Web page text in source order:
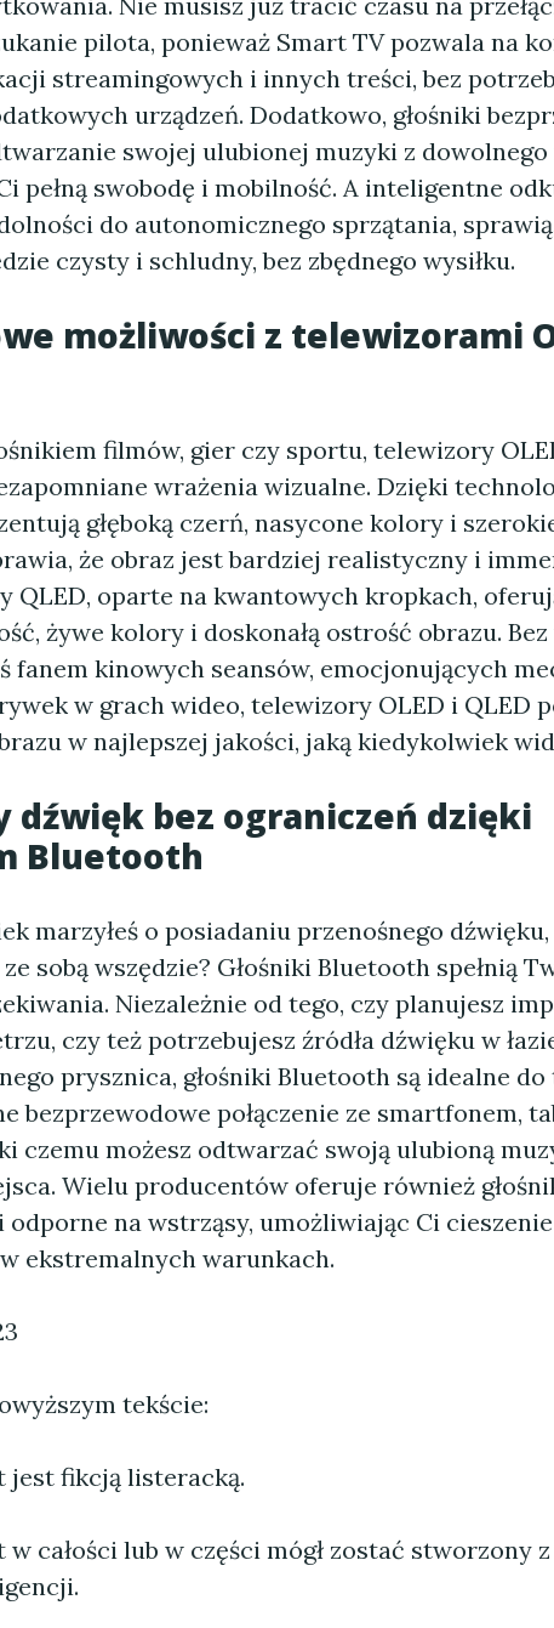
pilota, ponieważ Smart TV pozwala na
streamingowych i innych treści, bez
urządzeń. Dodatkowo, głośniki
swojej ulubionej muzyki z
pełną swobodę i mobilność. A inteligentne
do autonomicznego sprzątania,
czysty i schludny, bez zbędnego wysiłku.
możliwości z telewizorami
filmów, gier czy sportu, telewizory
wrażenia wizualne. Dzięki
głęboką czerń, nasycone kolory i
że obraz jest bardziej realistyczny i
QLED, oparte na kwantowych kropkach,
żywe kolory i doskonałą ostrość obrazu.
fanem kinowych seansów, emocjonujących
w grach wideo, telewizory OLED i QLED
w najlepszej jakości, jaką kiedykolwiek
dźwięk bez ograniczeń dzięki
Bluetooth
marzyłeś o posiadaniu przenośnego
sobą wszędzie? Głośniki Bluetooth spełnią
Niezależnie od tego, czy planujesz
czy też potrzebujesz źródła dźwięku w
prysznica, głośniki Bluetooth są idealne do
bezprzewodowe połączenie ze smartfonem,
czemu możesz odtwarzać swoją ulubioną
Wielu producentów oferuje również
odporne na wstrząsy, umożliwiając Ci
ekstremalnych warunkach.
tekście:
jest fikcją listeracką.
całości lub w części mógł zostać stworzony